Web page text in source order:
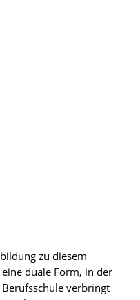
zu diesem
duale Form, in der
verbringt